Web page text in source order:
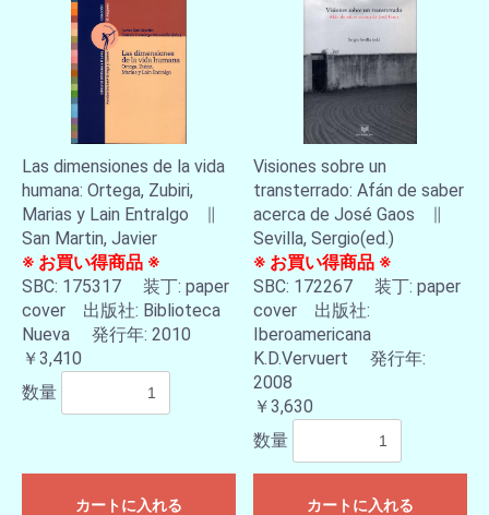
Las dimensiones de la vida
humana: Ortega, Zubiri,
Marias y Lain Entralgo ∥
San Martin, Javier
※ お買い得商品 ※
SBC: 175317 装丁: paper
cover 出版社: Biblioteca
Nueva 発行年: 2010
￥3,410
数量
カートに入れる
Visiones sobre un
transterrado: Afán de saber
acerca de José Gaos ∥
Sevilla, Sergio(ed.)
※ お買い得商品 ※
SBC: 172267 装丁: paper
cover 出版社:
Iberoamericana
K.D.Vervuert 発行年:
2008
￥3,630
数量
カートに入れる